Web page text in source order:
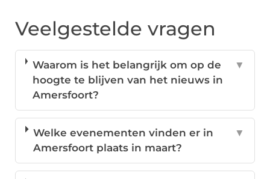
Veelgestelde vragen
Waarom is het belangrijk om op de
hoogte te blijven van het nieuws in
Amersfoort?
▼
Welke evenementen vinden er in
Amersfoort plaats in maart?
▼